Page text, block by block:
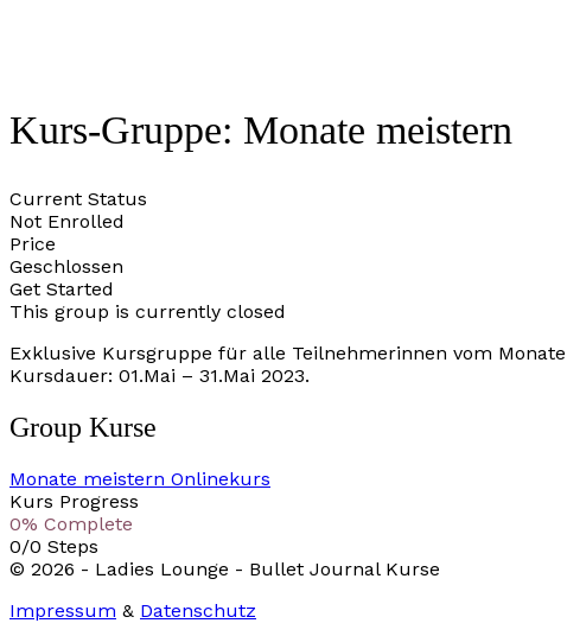
Kurs-Gruppe: Monate meistern
Current Status
Not Enrolled
Price
Geschlossen
Get Started
This group is currently closed
Exklusive Kursgruppe für alle Teilnehmerinnen vom
Kursdauer: 01.Mai – 31.Mai 2023.
Group Kurse
Monate meistern Onlinekurs
Kurs Progress
0% Complete
0/0 Steps
© 2026 - Ladies Lounge - Bullet Journal Kurse
Impressum & Datenschutz